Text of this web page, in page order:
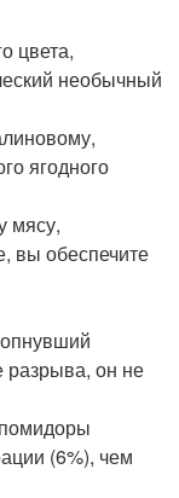
цвета,
необычный
ягодного
мясу,
вы обеспечите
разрыва, он не
(6%), чем